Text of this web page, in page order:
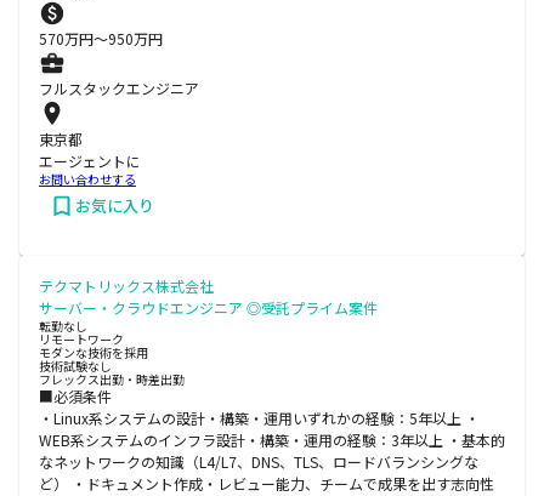
570万円〜950万円
フルスタックエンジニア
東京都
エージェントに
お問い合わせする
お気に入り
テクマトリックス株式会社
サーバー・クラウドエンジニア ◎受託プライム案件
転勤なし
リモートワーク
モダンな技術を採用
技術試験なし
フレックス出勤・時差出勤
■必須条件
・Linux系システムの設計・構築・運用いずれかの経験：5年以上 ・
WEB系システムのインフラ設計・構築・運用の経験：3年以上 ・基本的
なネットワークの知識（L4/L7、DNS、TLS、ロードバランシングな
ど） ・ドキュメント作成・レビュー能力、チームで成果を出す志向性